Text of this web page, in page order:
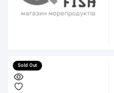
Sold Out